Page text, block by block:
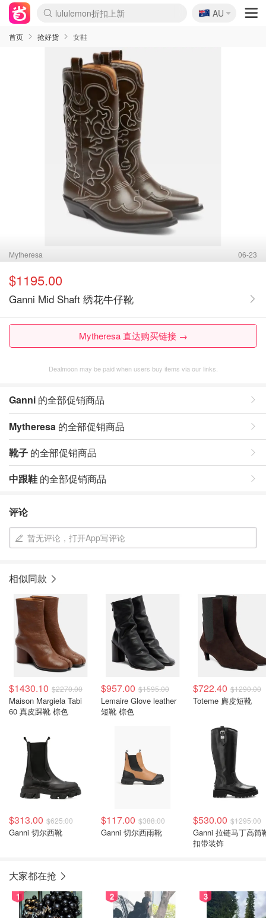
lululemon折扣上新
Sasa美妆护肤3.5折
SSENSE年中2.5折
FreshBeauty好价汇总
Cettire降价+叠9折
WWS Coles超市实拍
viagogo二手票捡漏
Myer超级周末
The Outnet奢牌1折起
David Jones 3折起
Flannels大牌1折
Perfumes Club护肤1折
AMIRO面罩$251
Amazon折扣汇总
eToro入金$200送$50
Amazon数码好物
ICONIC本周7.5折
ThedoubleF高奢地板价
Moose Knuckles 6折
丝芙兰5折起
EUFY摄像头$98
Selenichast首饰2折
Trip机票酒店促销
YSL送5件彩妆礼
Amazon家居好物
Amazon美妆护肤
雅漾大喷$8
过敏原检测盒$33
伊索独家赠50ml沐浴露
科颜氏高保湿面霜$29
SEALIFE海洋馆门票6折
丝塔芙大白罐$16
订阅Newsletter送香薰
Cult Beauty 6.8折
Harrods圣诞日历$525
LN-CC奢牌私促3折
d'Alba空姐喷雾$16
EVE LOM套装£56
Bernardelli独家4折
Adore Beauty 6折起
CT圣诞日历
Mytheresa奢品2.7折
Luxury Escapes 9折
Currentbody美容仪$881
MOON Garden Live
Roborock扫地机$649
Tingo Life水杯$24
Valentino官网5折
CR洗护套装$23
修丽可4件套$159
Myer彩妆2件7折
GANNI官网4.5折
Stylevana韩妆4折
Tessabit高奢8.5折
OGX洗发水$11
Amazon阿德莱德次日达
卡诗8.5折+赠礼
Philips Hue灯具8折
🇦🇺
AU
首页 抢好货 女鞋
Mytheresa 06-23
$1195.00
Ganni Mid Shaft 绣花牛仔靴
Mytheresa 直达购买链接 →
Dealmoon may be paid when users buy items via our links.
Ganni 的全部促销商品
Mytheresa 的全部促销商品
靴子 的全部促销商品
中跟鞋 的全部促销商品
评论
暂无评论，打开App写评论
相似同款
$1430.10 $2270.00
Maison Margiela Tabi
60 真皮踝靴 棕色
$957.00 $1595.00
Lemaire Glove leather
短靴 棕色
$722.40 $1290.00
Toteme 麂皮短靴
$313.00 $625.00
Ganni 切尔西靴
$117.00 $388.00
Ganni 切尔西雨靴
$530.00 $1295.00
Ganni 拉链马丁高筒
扣带装饰
大家都在抢
1 2 3